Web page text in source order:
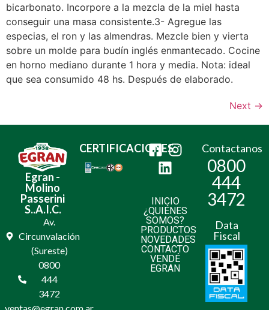
bicarbonato. Incorpore a la mezcla de la miel hasta
conseguir una masa consistente.3- Agregue las
especias, el ron y las almendras. Mezcle bien y vierta
sobre un molde para budín inglés enmantecado. Cocine
en horno mediano durante 1 hora y media. Nota: ideal
que sea consumido 48 hs. Después de elaborado.
Next →
Egran -
Molino
Passerini
S..A.I.C.
Av.
Circunvalación
(Sureste)
0800
444
3472
ventas@egran.com.ar
CERTIFICACIONES:
INICIO
¿QUIÉNES
SOMOS?
PRODUCTOS
NOVEDADES
CONTACTO
VENDÉ
EGRAN
Contactanos
0800
444
3472
Data
Fiscal